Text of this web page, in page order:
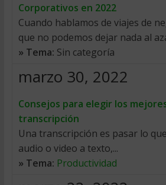
Corporativos en 2022
Cuando hablamos de viajes de
que no podemos dejar nada al
» Tema: Sin categoría
marzo 30, 2022
Consejos para elegir los
transcripción
Una transcripción es pasar lo
audio o video a texto,...
» Tema: Productividad